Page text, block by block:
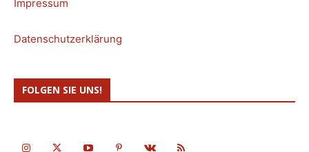
Impressum
Datenschutzerklärung
FOLGEN SIE UNS!